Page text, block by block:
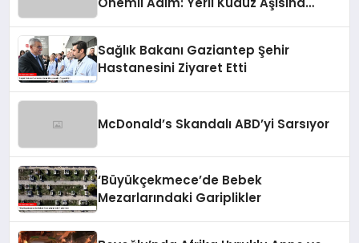
Sağlık Bakanı Gaziantep Şehir
Hastanesini Ziyaret Etti
McDonald’s Skandalı ABD’yi Sarsıyor
‘Büyükçekmece’de Bebek
Mezarlarındaki Gariplikler